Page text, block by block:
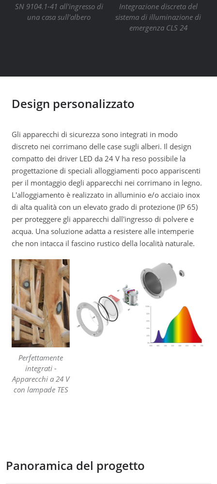
SN 9104.1-41 all'ingresso di
una casa sull'albero
Integrazione discreta del
sistema di illuminazione di
emergenza CLS 24
Design personalizzato
Gli apparecchi di sicurezza sono integrati in modo
discreto nei corrimano delle case sugli alberi. Il design
compatto dei driver LED da 24 V ha reso possibile la
progettazione di speciali alloggiamenti poco appariscenti
per il montaggio degli apparecchi nei corrimano in legno.
L'alloggiamento è realizzato in alluminio e/o acciaio inox
di alta qualità con un elevato grado di protezione (IP 65)
per proteggere gli apparecchi dall'ingresso di polvere e
acqua. Una soluzione adatta a resistere alle intemperie
che non intacca il fascino rustico della località naturale.
Perfettamente
integrati -
Apparecchi a 24 V
con lampade TES
Panoramica del progetto